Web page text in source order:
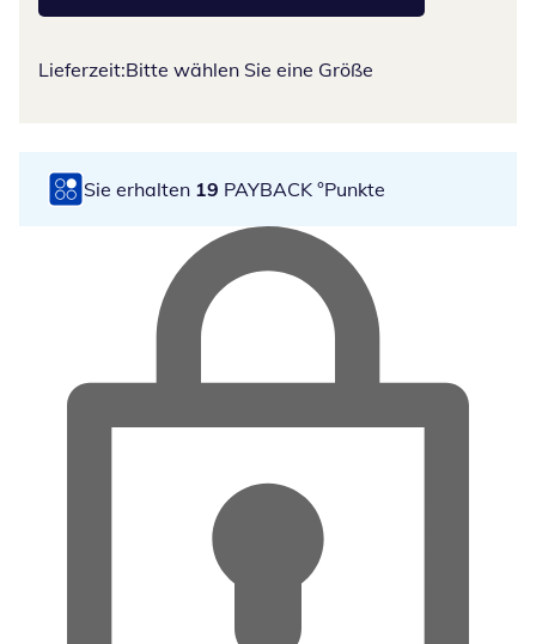
Lieferzeit:Bitte wählen Sie eine Größe
Sie erhalten 19 PAYBACK °Punkte